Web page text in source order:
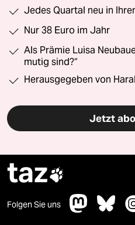
Jedes Quartal neu in
Nur 38 Euro im Jahr
Als Prämie Luisa
mutig sind?“
Herausgegeben von
Jetzt
taz
Folgen Sie uns